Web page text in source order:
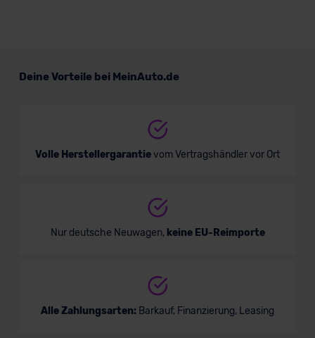
Deine Vorteile bei MeinAuto.de
Volle Herstellergarantievom Vertragshändler vor Ort
Nur deutsche Neuwagen, keine EU-Reimporte
Alle Zahlungsarten: Barkauf, Finanzierung, Leasing